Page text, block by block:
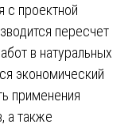
с проектной
пересчет
в натуральных
экономический
применения
а также